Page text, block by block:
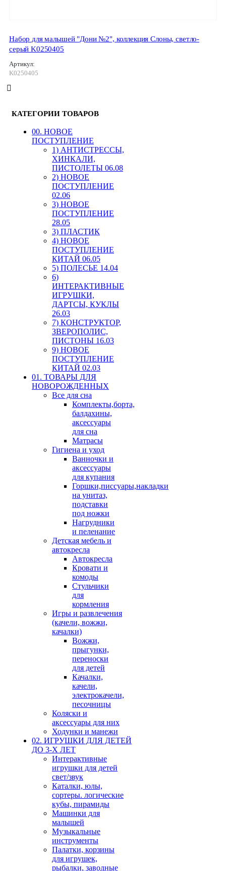
Набор для малышей "Дони №2", коллекция Слоны, светло-
серый K0250405
Артикул:
K0250405
КАТЕГОРИИ ТОВАРОВ
00. HОВОЕ
ПОСТУПЛЕНИЕ
1) АНТИСТРЕССЫ,
ХИНКАЛИ,
ПИСТОЛЕТЫ 06.08
2) НОВОЕ
ПОСТУПЛЕНИЕ
02.06
3) НОВОЕ
ПОСТУПЛЕНИЕ
28.05
3) ПЛАСТИК
4) НОВОЕ
ПОСТУПЛЕНИЕ
КИТАЙ 06.05
5) ПОЛЕСЬЕ 14.04
6)
ИНТЕРАКТИВНЫЕ
ИГРУШКИ,
ДАРТСЫ, КУКЛЫ
26.03
7) КОНСТРУКТОР,
ЗВЕРОПОЛИС,
ПИСТОНЫ 16.03
9) НОВОЕ
ПОСТУПЛЕНИЕ
КИТАЙ 02.03
01. ТОВАРЫ ДЛЯ
НОВОРОЖДЕННЫХ
Все для сна
Комплекты,борта,
балдахины,
аксессуары
для сна
Матрасы
Гигиена и уход
Ванночки и
аксессуары
для купания
Горшки,писсуары,накладки
на унитаз,
подставки
под ножки
Нагрудники
и пеленание
Детская мебель и
автокресла
Автокресла
Кровати и
комоды
Стульчики
для
кормления
Игры и развлечения
(качели, вожжи,
качалки)
Вожжи,
прыгунки,
переноски
для детей
Качалки,
качели,
электрокачели,
песочницы
Коляски и
аксессуары для них
Ходунки и манежи
02. ИГРУШКИ ДЛЯ ДЕТЕЙ
ДО 3-Х ЛЕТ
Интерактивные
игрушки для детей
свет/звук
Каталки, юлы,
сортеры. логические
кубы, пирамиды
Машинки для
малышей
Музыкальные
инструменты
Палатки, корзины
для игрушек,
рыбалки, заводные